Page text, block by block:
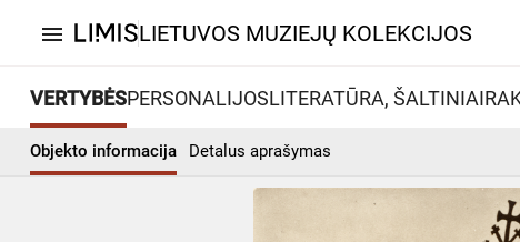
menu LIETUVOS MUZIEJŲ KOLEKCIJOS
VERTYBĖSPERSONALIJOSLITERATŪRA, ŠALTINIAI
Objekto informacija Detalus aprašymas